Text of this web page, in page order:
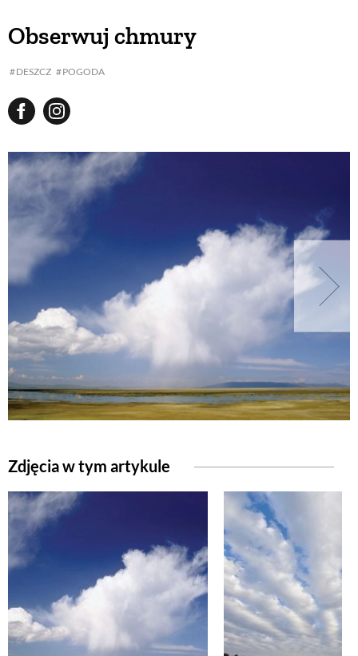
Obserwuj chmury
DESZCZ POGODA
Zdjęcia w tym artykule